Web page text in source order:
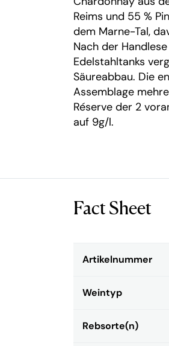
Reims und 55 %
dem Marne-Tal,
Nach der
Edelstahltanks
Säureabbau. Die
Assemblage
Réserve der 2
auf 9g/l.
Fact Sheet
Artikelnummer
Weintyp
Rebsorte(n)